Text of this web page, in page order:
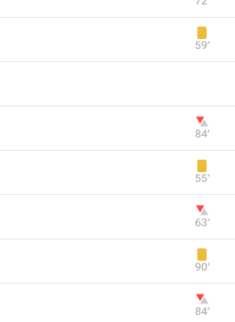
59‎’‎
84‎’‎
55‎’‎
63‎’‎
90‎’‎
84‎’‎